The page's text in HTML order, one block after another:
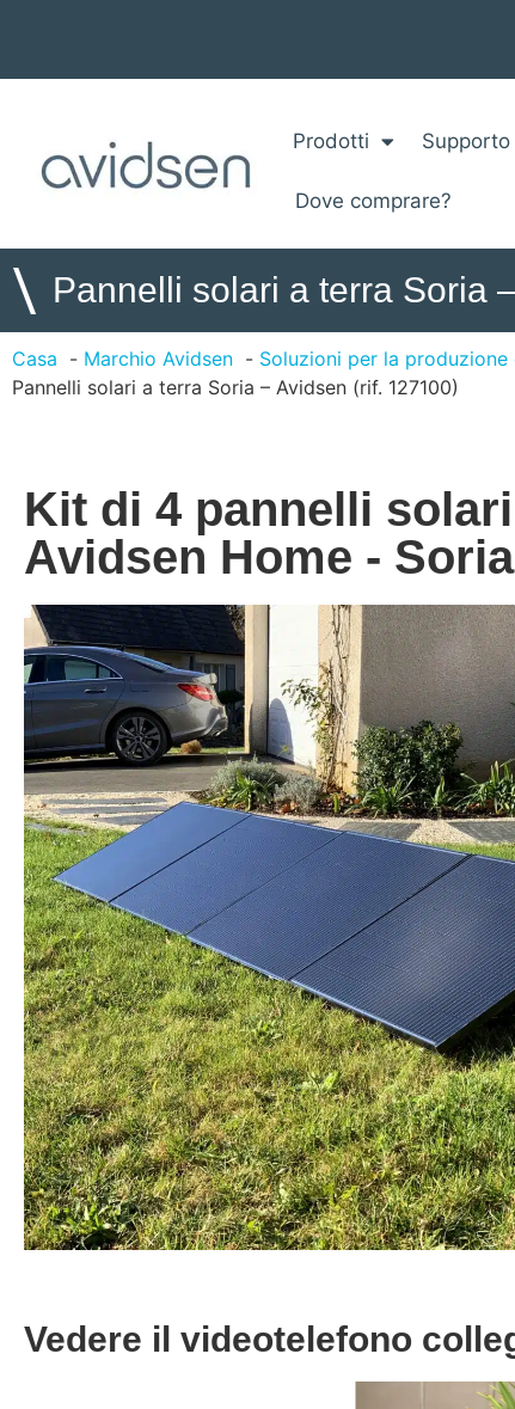
Prodotti Supporto
Dove comprare?
\ Pannelli solari a terra Soria
Casa Marchio Avidsen Soluzioni per la produzione
Pannelli solari a terra Soria – Avidsen (rif. 127100)
Kit di 4 pannelli
Avidsen Home -
Vedere il videotelefono